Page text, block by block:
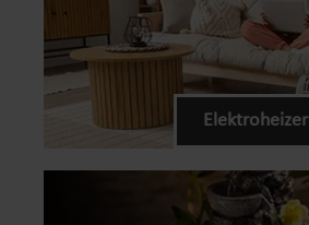
Elektroheizer